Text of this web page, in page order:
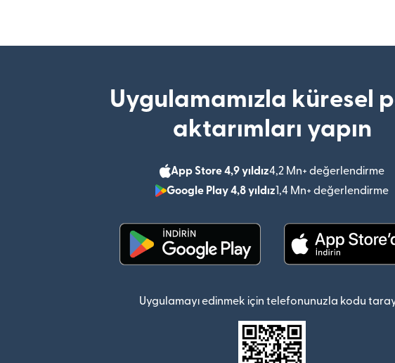
Uygulamamızla küresel
aktarımları yapın
App Store 4,9 yıldız4,2 Mn+ değerlendirme
Google Play 4,8 yıldız1,4 Mn+ değerlendirme
Uygulamayı edinmek için telefonunuzla kodu